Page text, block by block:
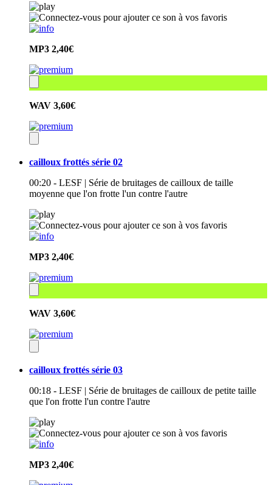
MP3 2,40€
WAV 3,60€
cailloux frottés série 02
00:20 - LESF | Série de bruitages de cailloux de taille
moyenne que l'on frotte l'un contre l'autre
MP3 2,40€
WAV 3,60€
cailloux frottés série 03
00:18 - LESF | Série de bruitages de cailloux de petite taille
que l'on frotte l'un contre l'autre
MP3 2,40€